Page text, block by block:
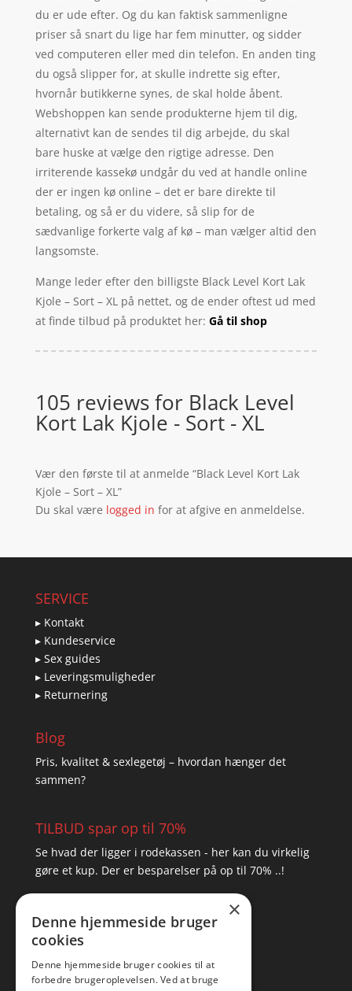
du er ude efter. Og du kan faktisk sammenligne
priser så snart du lige har fem minutter, og sidder
ved computeren eller med din telefon. En anden ting
du også slipper for, at skulle indrette sig efter,
hvornår butikkerne synes, de skal holde åbent.
Webshoppen kan sende produkterne hjem til dig,
alternativt kan de sendes til dig arbejde, du skal
bare huske at vælge den rigtige adresse. Den
irriterende kassekø undgår du ved at handle online
der er ingen kø online – det er bare direkte til
betaling, og så er du videre, så slip for de
sædvanlige forkerte valg af kø – man vælger altid den
langsomste.
Mange leder efter den billigste Black Level Kort Lak
Kjole – Sort – XL på nettet, og de ender oftest ud med
at finde tilbud på produktet her: Gå til shop
105 reviews for Black Level
Kort Lak Kjole - Sort - XL
Vær den første til at anmelde “Black Level Kort Lak
Kjole – Sort – XL”
Du skal være logged in for at afgive en anmeldelse.
SERVICE
▸ Kontakt
▸ Kundeservice
▸ Sex guides
▸ Leveringsmuligheder
▸ Returnering
Blog
Pris, kvalitet & sexlegetøj – hvordan hænger det
sammen?
TILBUD spar op til 70%
Se hvad der ligger i rodekassen - her kan du virkelig
gøre et kup. Der er besparelser på op til 70% ..!
Tlf: 7876 8672
×
Denne hjemmeside bruger
cookies
Denne hjemmeside bruger cookies til at
forbedre brugeroplevelsen. Ved at bruge